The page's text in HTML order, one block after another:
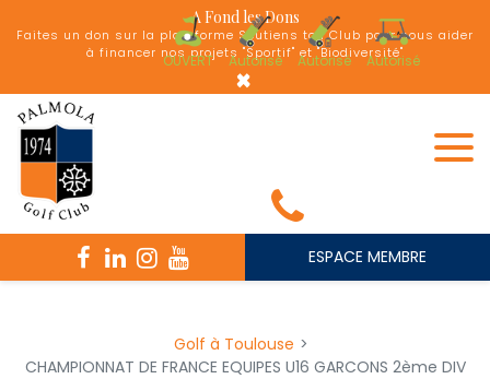
A Fond les Dons
Faites un don sur la plateforme Soutiens ton Club pour nous aider
à financer nos projets "Sportif" et "Biodiversité"
×
OUVERT Autorisé Autorisé Autorisé
ESPACE MEMBRE
Golf à Toulouse
CHAMPIONNAT DE FRANCE EQUIPES U16 GARCONS 2ème DIV
Panneau de gestion des cookies